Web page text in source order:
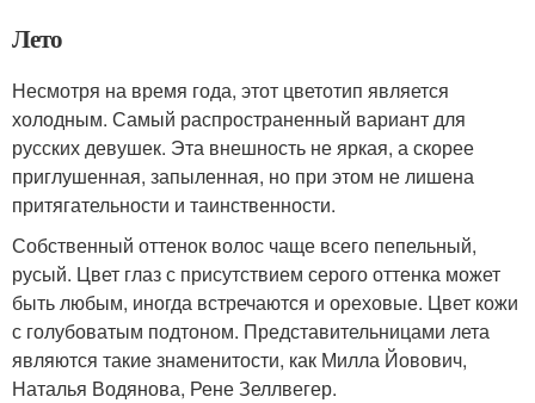
Лето
Несмотря на время года, этот цветотип является
холодным. Самый распространенный вариант для
русских девушек. Эта внешность не яркая, а скорее
приглушенная, запыленная, но при этом не лишена
притягательности и таинственности.
Собственный оттенок волос чаще всего пепельный,
русый. Цвет глаз с присутствием серого оттенка может
быть любым, иногда встречаются и ореховые. Цвет кожи
с голубоватым подтоном. Представительницами лета
являются такие знаменитости, как Милла Йовович,
Наталья Водянова, Рене Зеллвегер.